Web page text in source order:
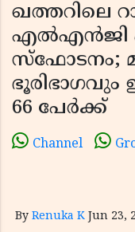
ഖത്തറിലെ
എൽഎൻജി
സ്ഫോടനം;
ഭൂരിഭാഗവും
66 പേർക്ക്
Channel
By Renuka K Jun 23,